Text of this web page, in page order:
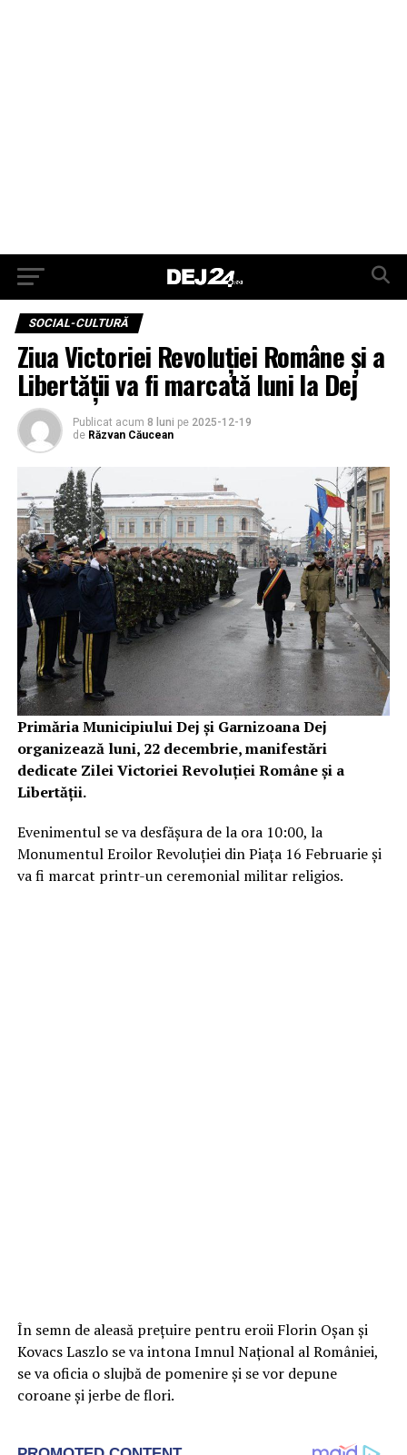
SOCIAL-CULTURĂ
Ziua Victoriei Revoluţiei Române şi a
Libertăţii va fi marcată luni la Dej
Publicat acum 8 luni pe 2025-12-19
de Răzvan Căucean
Primăria Municipiului Dej şi Garnizoana Dej
organizează luni, 22 decembrie, manifestări
dedicate Zilei Victoriei Revoluţiei Române şi a
Libertăţii.
Evenimentul se va desfășura de la ora 10:00, la
Monumentul Eroilor Revoluției din Piața 16 Februarie și
va fi marcat printr-un ceremonial militar religios.
În semn de aleasă prețuire pentru eroii Florin Oșan și
Kovacs Laszlo se va intona Imnul Național al României,
se va oficia o slujbă de pomenire și se vor depune
coroane și jerbe de flori.